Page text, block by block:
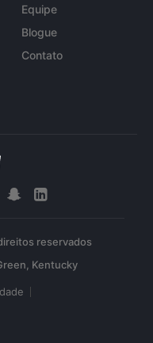
Equipe
Blogue
Contato
reservados